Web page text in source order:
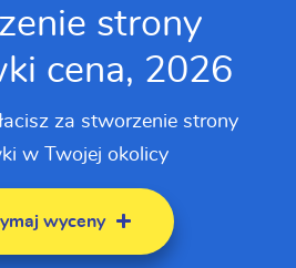
strony
cena, 2026
za stworzenie strony
w Twojej okolicy
wyceny